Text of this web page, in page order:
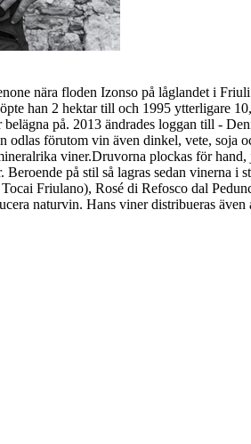
nära floden Izonso på låglandet i
han 2 hektar till och 1995 ytterligare
på. 2013 ändrades loggan till -
förutom vin även dinkel, vete, soja
viner. ​ Druvorna plockas för
på stil så lagras sedan vinerna i
Friulano), Rosé di Refosco dal
naturvin. Hans viner distribueras